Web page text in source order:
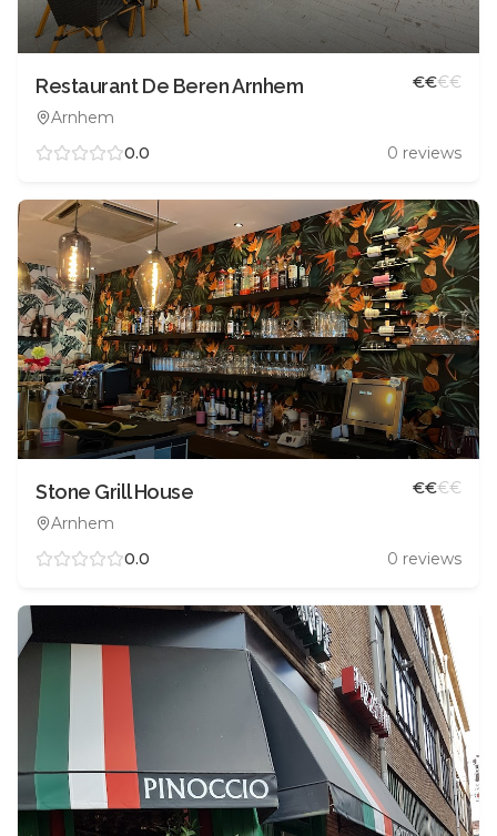
Restaurant De Beren Arnhem
Arnhem
€€€€
0.0 0 reviews
Stone Grill House
Arnhem
€€€€
0.0 0 reviews